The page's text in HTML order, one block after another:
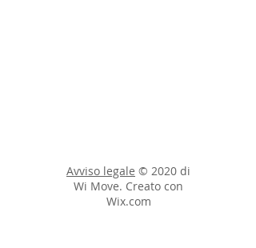
Avviso legale © 2020 di
Wi Move. Creato con
Wix.com